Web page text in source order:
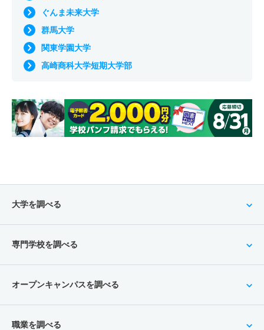
ぐんま未来大学
群馬大学
関東学園大学
高崎商科大学短期大学部
大学を調べる
専門学校を調べる
オープンキャンパスを調べる
職業を調べる